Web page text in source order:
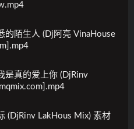
的陌生人 (Dj阿亮 VinaHouse
是真的爱上你 (DjRinv
(DjRinv LakHous Mix) 素材